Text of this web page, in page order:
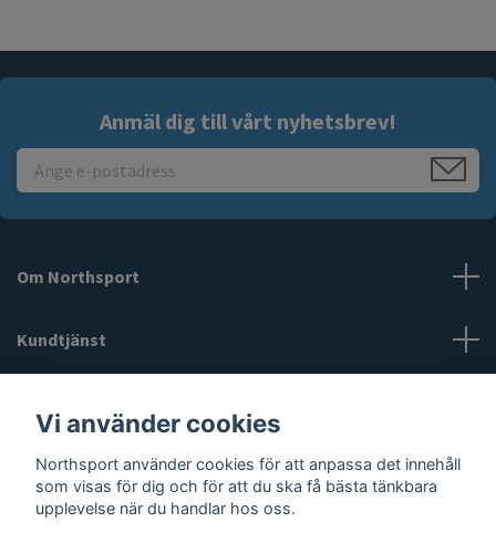
Anmäl dig till vårt nyhetsbrev!
Om Northsport
Kundtjänst
Sociala medier
Vi använder cookies
Northsport använder cookies för att anpassa det innehåll
som visas för dig och för att du ska få bästa tänkbara
upplevelse när du handlar hos oss.